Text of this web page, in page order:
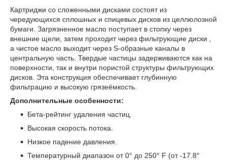
Картриджи со сложенными дисками состоят из
чередующихся сплошных и спицевых дисков из целлюлозной
бумаги. Загрязненное масло поступает в стопку через
внешние щели, затем проходит через фильтрующие диски ,
а чистое масло выходит через S-образные каналы в
центральную часть. Твердые частицы задерживаются как на
поверхности, так и внутри пористой структуры фильтрующих
дисков. Эта конструкция обеспечивает глубинную
фильтрацию и высокую грязеёмкость.
Дополнительные особенности:
Бета-рейтинг удаления частиц.
Высокая скорость потока.
Низкое падение давления.
Температурный диапазон от 0° до 250° F (от -17.8°